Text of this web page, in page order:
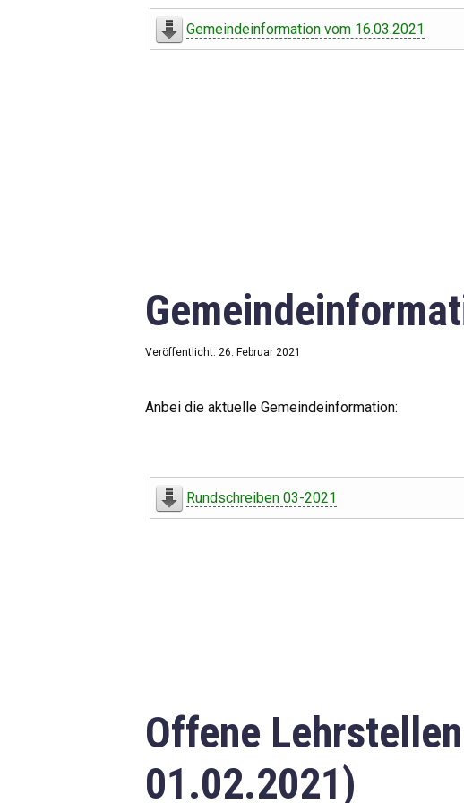
Offener Haushalt
Downloads
Impressum
Gemeindeinformation vom 16.03.2021
Veröffentlicht: 26. Februar 2021
Anbei die aktuelle Gemeindeinformation:
Rundschreiben 03-2021
Offene
01.02.2021)